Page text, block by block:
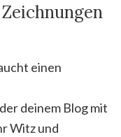
einen
deinem Blog mit
Witz und